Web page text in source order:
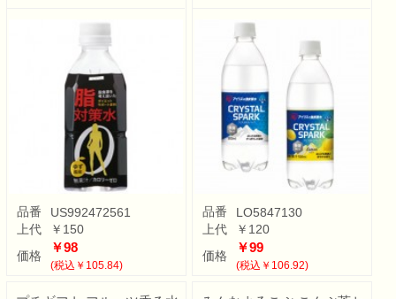
品番
US992472561
上代
￥150
価格
￥98
(税込￥105.84)
品番
LO5847130
上代
￥120
価格
￥99
(税込￥106.92)